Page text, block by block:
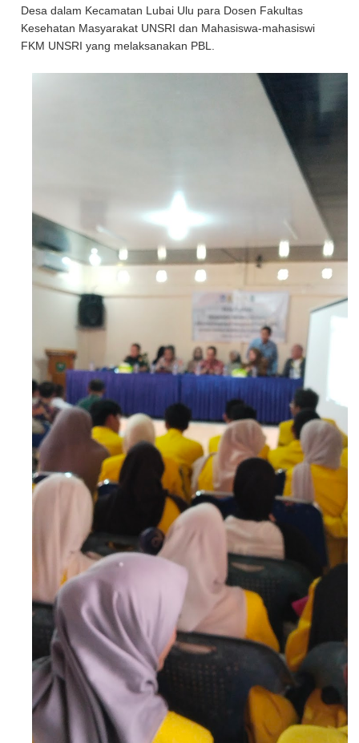
Desa dalam Kecamatan Lubai Ulu para Dosen Fakultas
Kesehatan Masyarakat UNSRI dan Mahasiswa-mahasiswi
FKM UNSRI yang melaksanakan PBL.